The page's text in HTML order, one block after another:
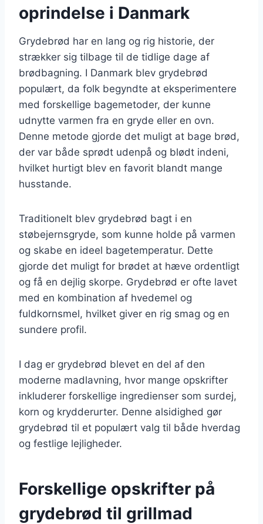
oprindelse i Danmark
Grydebrød har en lang og rig historie, der
strækker sig tilbage til de tidlige dage af
brødbagning. I Danmark blev grydebrød
populært, da folk begyndte at eksperimentere
med forskellige bagemetoder, der kunne
udnytte varmen fra en gryde eller en ovn.
Denne metode gjorde det muligt at bage brød,
der var både sprødt udenpå og blødt indeni,
hvilket hurtigt blev en favorit blandt mange
husstande.
Traditionelt blev grydebrød bagt i en
støbejernsgryde, som kunne holde på varmen
og skabe en ideel bagetemperatur. Dette
gjorde det muligt for brødet at hæve ordentligt
og få en dejlig skorpe. Grydebrød er ofte lavet
med en kombination af hvedemel og
fuldkornsmel, hvilket giver en rig smag og en
sundere profil.
I dag er grydebrød blevet en del af den
moderne madlavning, hvor mange opskrifter
inkluderer forskellige ingredienser som surdej,
korn og krydderurter. Denne alsidighed gør
grydebrød til et populært valg til både hverdag
og festlige lejligheder.
Forskellige opskrifter på
grydebrød til grillmad